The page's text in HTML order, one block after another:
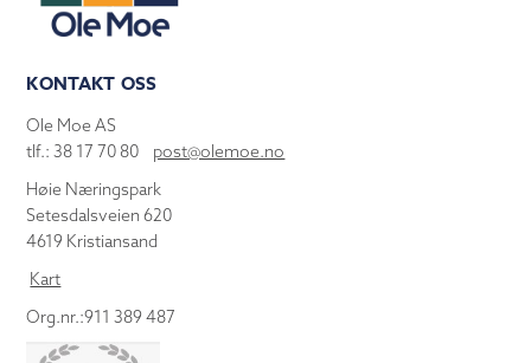
KONTAKT OSS
Ole Moe AS
tlf.: 38 17 70 80 post@olemoe.no
Høie Næringspark
Setesdalsveien 620
4619 Kristiansand
Kart
Org.nr.:911 389 487